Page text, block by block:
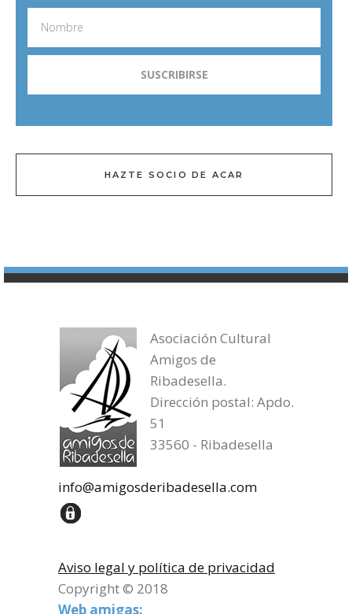
HAZTE SOCIO DE ACAR
Asociación Cultural
Amigos de
Ribadesella.
Dirección postal: Apdo.
51
33560 - Ribadesella
info@amigosderibadesella.com
Aviso legal y política de privacidad
Copyright © 2018
Web amigas: